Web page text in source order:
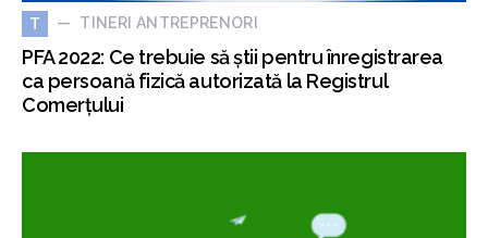
T TINERI ANTREPRENORI
PFA 2022: Ce trebuie să știi pentru înregistrarea
ca persoană fizică autorizată la Registrul
Comerțului